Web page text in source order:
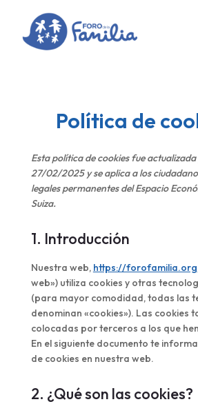
Política de
Esta política de cookies fue
27/02/2025 y se aplica a los
legales permanentes del Espacio
Suiza.
1. Introducción
Nuestra web, https://forofamilia.org
web») utiliza cookies y otras
(para mayor comodidad, todas las
denominan «cookies»). Las cookies
colocadas por terceros a los que
En el siguiente documento te
de cookies en nuestra web.
2. ¿Qué son las cookies?